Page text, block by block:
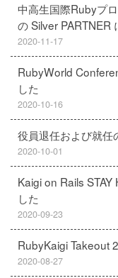
中高生国際Rubyプ
の Silver PARTNER
2020-11-17
RubyWorld
した
2020-10-16
役員退任および就任
2020-10-01
Kaigi on Rails STAY
した
2020-09-23
RubyKaigi Takeout
2020-08-27